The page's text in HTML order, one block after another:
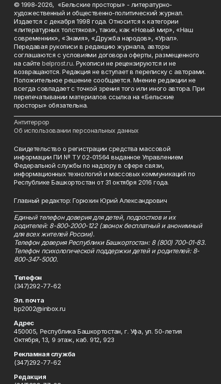
© 1998-2026, «Бельские просторы» - литературно-
художественный и общественно-политический журнал.
Издается с декабря 1998 года. Относится к категории
«литературных толстяков», таких, как «Новый мир», «Наш
современник», «Знамя», «Дружба народов», «Урал».
Передавая рукописи в редакцию журнала, авторы
соглашаются с условиями договора оферты, размещенного
на сайтеbelprost.ru. Рукописи не рецензируются и не
возвращаются. Редакция не вступает в переписку с авторами.
Положительное решение сообщается. Мнение редакции не
всегда совпадает с точкой зрения того или иного автора. При
перепечатывании материалов ссылка на «Бельские
просторы» обязательна.
Антитеррор
Об использовании персональных данных
Свидетельство о регистрации средства массовой
информации ПИ № ТУ 02-01564 выданное Управлением
Федеральной службы по надзору в сфере связи,
информационных технологий и массовых коммуникаций по
Республике Башкортостан от 31 октября 2016 года.
Главный редактор: Горюхин Юрий Александрович
Единый телефон доверия для детей, подростков и их
родителей: 8-800-2000-122 (звонок бесплатный и анонимный
для всех жителей России).
Телефон доверия Республики Башкортостан: 8 (800) 700-01-83.
Телефон психологической поддержки детей и родителей: 8-
800-347-5000.
Телефон
(347)292-77-62
Эл. почта
bp2002@inbox.ru
Адрес
450005, Республика Башкортостан, г. Уфа, ул. 50-летия
Октября, 13, 9 этаж, каб. 912, 923
Рекламная служба
(347)292-77-62
Редакция